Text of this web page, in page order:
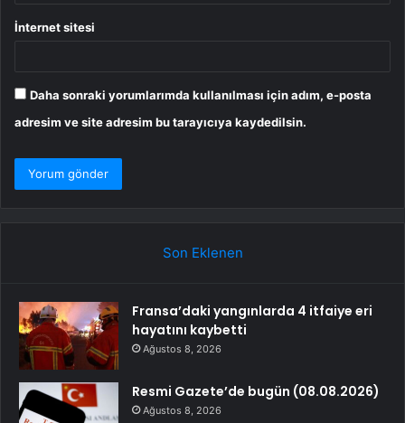
İnternet sitesi
Daha sonraki yorumlarımda kullanılması için adım, e-posta
adresim ve site adresim bu tarayıcıya kaydedilsin.
Son Eklenen
Fransa’daki yangınlarda 4 itfaiye eri
hayatını kaybetti
Ağustos 8, 2026
Resmi Gazete’de bugün (08.08.2026)
Ağustos 8, 2026